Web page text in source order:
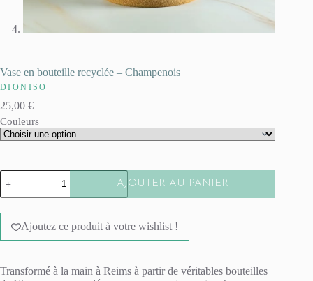
Vase en bouteille recyclée – Champenois
DIONISO
25,00 €
Couleurs
quantité
de
Vase
en
bouteille
recyclée
AJOUTER AU PANIER
l
e
n
Ajoutez ce produit à votre wishlist !
Transformé à la main à Reims à partir de véritables bouteilles